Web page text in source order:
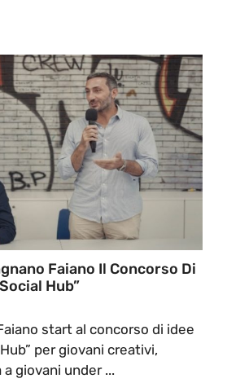
Faiano Il Concorso Di
Hub”
start al concorso di idee
per giovani creativi,
giovani under ...